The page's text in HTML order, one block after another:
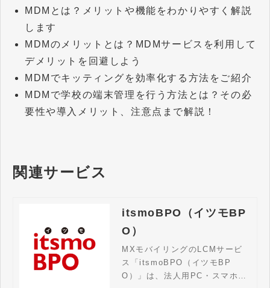
MDMとは？メリットや機能をわかりやすく解説
します
MDMのメリットとは？MDMサービスを利用して
デメリットを回避しよう
MDMでキッティングを効率化する方法をご紹介
MDMで学校の端末管理を行う方法とは？その必
要性や導入メリット、注意点まで解説！
関連サービス
itsmoBPO（イツモBP
O）
MXモバイリングのLCMサービ
ス「itsmoBPO（イツモBP
O）」は、法人用PC・スマホの